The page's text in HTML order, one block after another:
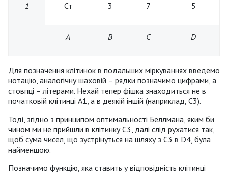
1 Ст 3 7 5
А B C D
Для позначення клітинок в подальших міркуваннях введемо
нотацію, аналогічну шаховій – рядки позначимо цифрами, а
стовпці – літерами. Нехай тепер фішка знаходиться не в
початковій клітинці А1, а в деякій іншій (наприклад, С3).
Тоді, згідно з принципом оптимальності Беллмана, яким би
чином ми не прийшли в клітинку С3, далі слід рухатися так,
щоб сума чисел, що зустрінуться на шляху з С3 в D4, була
найменшою.
Позначимо функцію, яка ставить у відповідність клітинці